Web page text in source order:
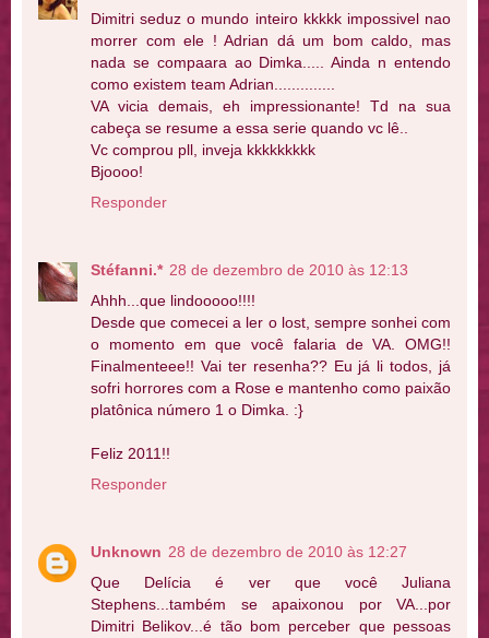
Dimitri seduz o mundo inteiro kkkkk impossivel nao
morrer com ele ! Adrian dá um bom caldo, mas
nada se compaara ao Dimka..... Ainda n entendo
como existem team Adrian..............
VA vicia demais, eh impressionante! Td na sua
cabeça se resume a essa serie quando vc lê..
Vc comprou pll, inveja kkkkkkkkk
Bjoooo!
Responder
Stéfanni.* 28 de dezembro de 2010 às 12:13
Ahhh...que lindooooo!!!!
Desde que comecei a ler o lost, sempre sonhei com
o momento em que você falaria de VA. OMG!!
Finalmenteee!! Vai ter resenha?? Eu já li todos, já
sofri horrores com a Rose e mantenho como paixão
platônica número 1 o Dimka. :}
Feliz 2011!!
Responder
Unknown 28 de dezembro de 2010 às 12:27
Que Delícia é ver que você Juliana
Stephens...também se apaixonou por VA...por
Dimitri Belikov...é tão bom perceber que pessoas